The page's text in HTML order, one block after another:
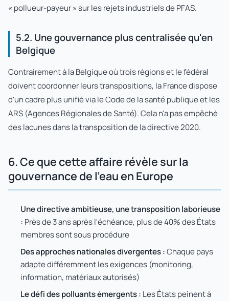
« pollueur-payeur » sur les rejets industriels de PFAS.
5.2. Une gouvernance plus centralisée qu'en
Belgique
Contrairement à la Belgique où trois régions et le fédéral
doivent coordonner leurs transpositions, la France dispose
d'un cadre plus unifié via le Code de la santé publique et les
ARS (Agences Régionales de Santé). Cela n'a pas empêché
des lacunes dans la transposition de la directive 2020.
6. Ce que cette affaire révèle sur la
gouvernance de l'eau en Europe
Une directive ambitieuse, une transposition laborieuse
: Près de 3 ans après l'échéance, plus de 40% des États
membres sont sous procédure
Des approches nationales divergentes :Chaque pays
adapte différemment les exigences (monitoring,
information, matériaux autorisés)
Le défi des polluants émergents : Les États peinent à